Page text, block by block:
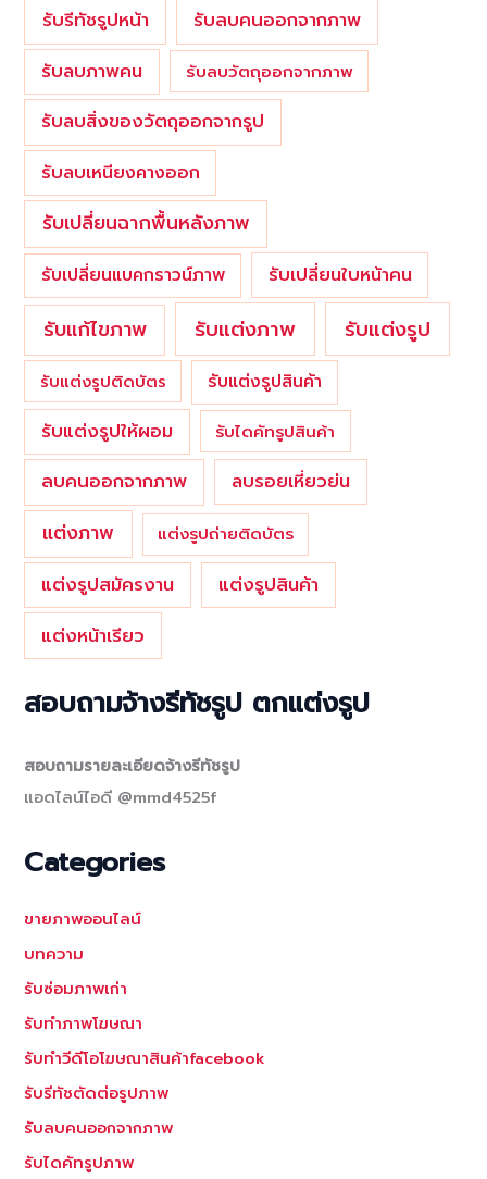
รับรีทัชรูปหน้า
รับลบคนออกจากภาพ
รับลบภาพคน
รับลบวัตถุออกจากภาพ
รับลบสิ่งของวัตถุออกจากรูป
รับลบเหนียงคางออก
รับเปลี่ยนฉากพื้นหลังภาพ
รับเปลี่ยนแบคกราวน์ภาพ รับเปลี่ยนใบหน้าคน
รับแก้ไขภาพ รับแต่งภาพ รับแต่งรูป
รับแต่งรูปติดบัตร รับแต่งรูปสินค้า
รับแต่งรูปให้ผอม รับไดคัทรูปสินค้า
ลบคนออกจากภาพ ลบรอยเหี่ยวย่น
แต่งภาพ แต่งรูปถ่ายติดบัตร
แต่งรูปสมัครงาน
แต่งรูปสินค้า
แต่งหน้าเรียว
สอบถามจ้างรีทัชรูป ตกแต่งรูป
สอบถามรายละเอียดจ้างรีทัชรูป
แอดไลน์ไอดี @mmd4525f
Categories
ขายภาพออนไลน์
บทความ
รับซ่อมภาพเก่า
รับทำภาพโฆษณา
รับทำวีดีโอโฆษณาสินค้าfacebook
รับรีทัชตัดต่อรูปภาพ
รับลบคนออกจากภาพ
รับไดคัทรูปภาพ